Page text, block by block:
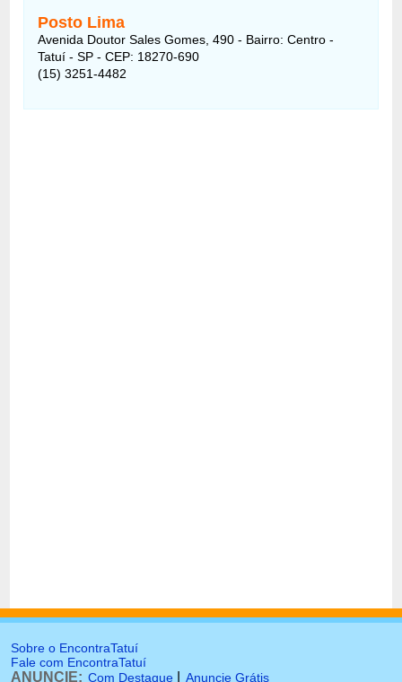
Posto Lima
Avenida Doutor Sales Gomes, 490 - Bairro: Centro -
Tatuí - SP - CEP: 18270-690
(15) 3251-4482
Sobre o EncontraTatuí
Fale com EncontraTatuí
ANUNCIE: Com Destaque Anuncie Grátis